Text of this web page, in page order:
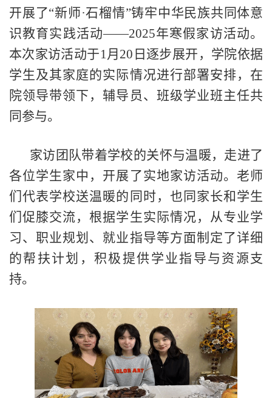
开展了“新师·石榴情”铸牢中华民族共同体意
识教育实践活动——2025年寒假家访活动。
本次家访活动于1月20日逐步展开，学院依据
学生及其家庭的实际情况进行部署安排，在
院领导带领下，辅导员、班级学业班主任共
同参与。
家访团队带着学校的关怀与温暖，走进了
各位学生家中，开展了实地家访活动。老师
们代表学校送温暖的同时，也同家长和学生
们促膝交流，根据学生实际情况，从专业学
习、职业规划、就业指导等方面制定了详细
的帮扶计划，积极提供学业指导与资源支
持。